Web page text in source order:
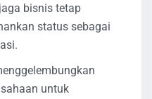
bisnis tetap
status sebagai
untuk